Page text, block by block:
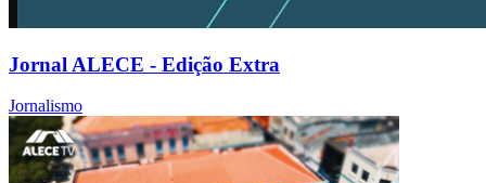
Jornal ALECE - Edição Extra
Jornalismo